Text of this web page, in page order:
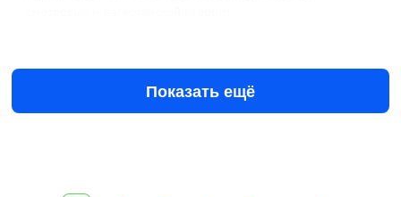
11 000 ₽за всё до 4 чел.
Показать ещё